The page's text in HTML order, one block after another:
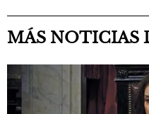
MÁS NOTICIAS